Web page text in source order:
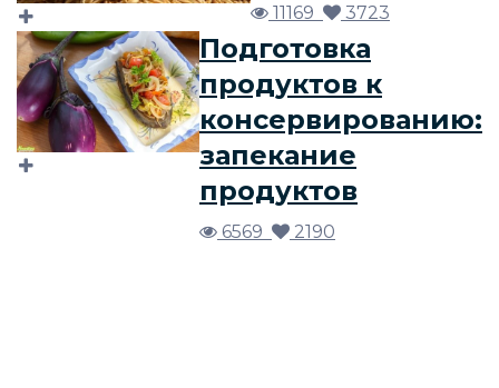
11169 3723
Подготовка
продуктов к
консервированию:
запекание
продуктов
6569 2190